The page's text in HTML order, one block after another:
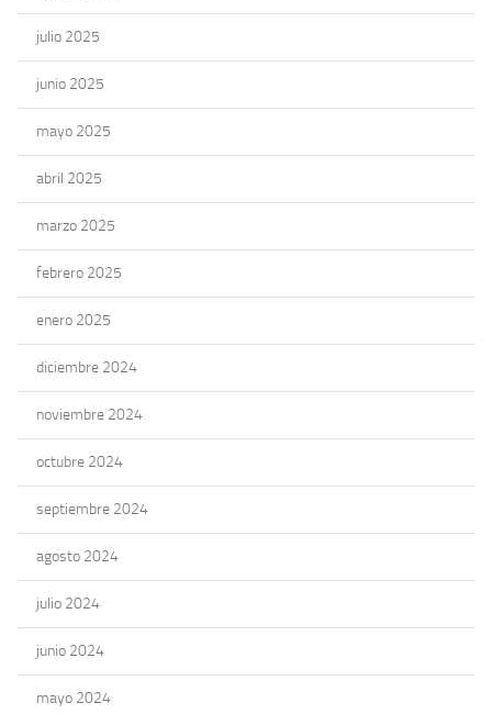
julio 2025
junio 2025
mayo 2025
abril 2025
marzo 2025
febrero 2025
enero 2025
diciembre 2024
noviembre 2024
octubre 2024
septiembre 2024
agosto 2024
julio 2024
junio 2024
mayo 2024